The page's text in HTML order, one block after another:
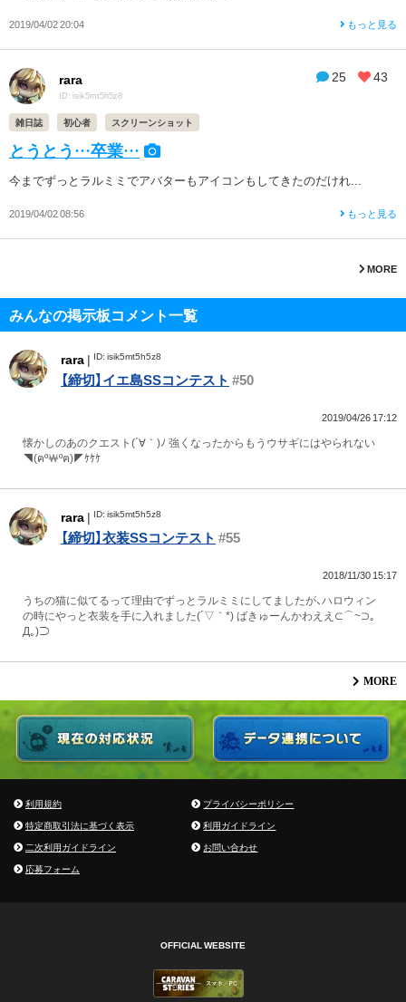
2019/04/02 20:04 もっと見る
25 43
rara
ID: isik5mt5h5z8
雑日誌 初心者 スクリーンショット
とうとう…卒業…
今までずっとラルミミでアバターもアイコンもしてきたのだけれ...
2019/04/02 08:56 もっと見る
MORE
みんなの掲示板コメント一覧
rara | ID: isik5mt5h5z8
【締切】イエ島SSコンテスト #50
2019/04/26 17:12
懐かしのあのクエスト(´∀｀)ﾉ 強くなったからもうウサギにはやられない
◥(ฅº￦ºฅ)◤ｹｹｹ
rara | ID: isik5mt5h5z8
【締切】衣装SSコンテスト #55
2018/11/30 15:17
うちの猫に似てるって理由でずっとラルミミにしてましたが、ハロウィン
の時にやっと衣装を手に入れました(´▽｀*) ばきゅーんかわええ⊂⌒~⊃｡
Д｡)⊃
MORE
利用規約
プライバシーポリシー
特定商取引法に基づく表示
利用ガイドライン
二次利用ガイドライン
お問い合わせ
応募フォーム
OFFICIAL WEBSITE